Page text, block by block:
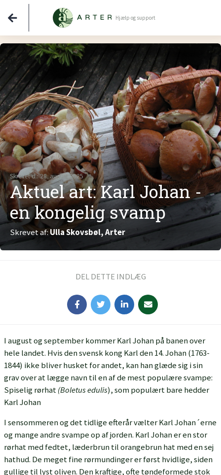
Hjælp og support
Skrevet d.: 28. august 2025
Aktuel art: Karl Johan -
en kongelig svamp
Skrevet af:Ulla Skovsbøl, Arter
DEL DETTE INDLÆG
I august og september kommer Karl Johan på banen over
hele landet. Hvis den svensk kong Karl den 14. Johan (1763-
1844) ikke bliver husket for andet, kan han glæde sig i sin
grav over at lægge navn til en af de mest populære svampe:
Spiselig rørhat(Boletus edulis), som populært bare hedder
Karl Johan
I sensommeren og det tidlige efterår vælter Karl Johan´erne
og mange andre svampe op af jorden. Karl Johan er en stor
rørhat med fedtet, læderbrun til orangebrun hat med en sej
hathud. De meget fine rørmundinger er først hvidlige, siden
gullige til lyst oliven. Den kraftige, ofte tøndeformede stok